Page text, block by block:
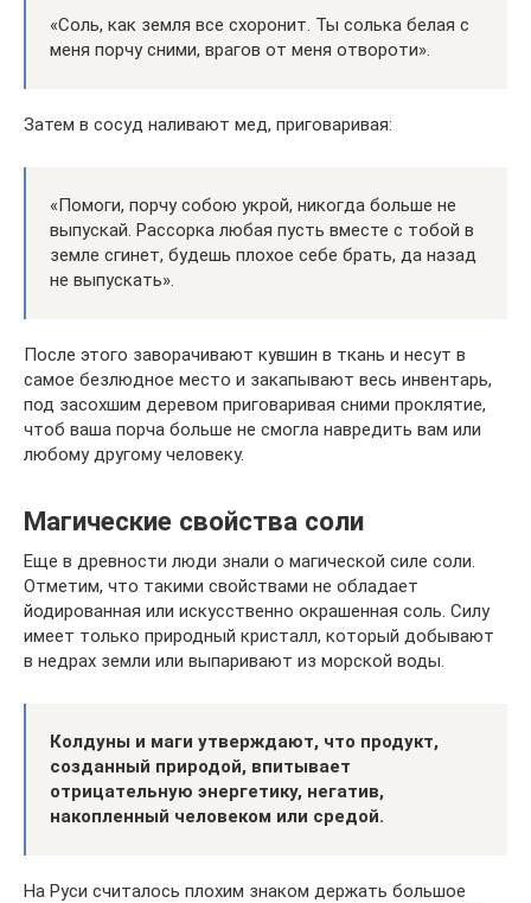
«Соль, как земля все схоронит. Ты солька белая с
меня порчу сними, врагов от меня отвороти».
Затем в сосуд наливают мед, приговаривая:
«Помоги, порчу собою укрой, никогда больше не
выпускай. Рассорка любая пусть вместе с тобой в
земле сгинет, будешь плохое себе брать, да назад
не выпускать».
После этого заворачивают кувшин в ткань и несут в
самое безлюдное место и закапывают весь инвентарь,
под засохшим деревом приговаривая сними проклятие,
чтоб ваша порча больше не смогла навредить вам или
любому другому человеку.
Магические свойства соли
Еще в древности люди знали о магической силе соли.
Отметим, что такими свойствами не обладает
йодированная или искусственно окрашенная соль. Силу
имеет только природный кристалл, который добывают
в недрах земли или выпаривают из морской воды.
Колдуны и маги утверждают, что продукт,
созданный природой, впитывает
отрицательную энергетику, негатив,
накопленный человеком или средой.
На Руси считалось плохим знаком держать большое